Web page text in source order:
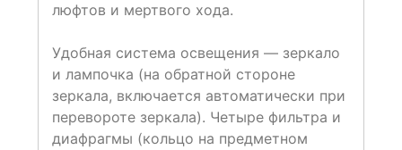
люфтов и мертвого хода.
Удобная система освещения — зеркало
и лампочка (на обратной стороне
зеркала, включается автоматически при
перевороте зеркала). Четыре фильтра и
диафрагмы (кольцо на предметном